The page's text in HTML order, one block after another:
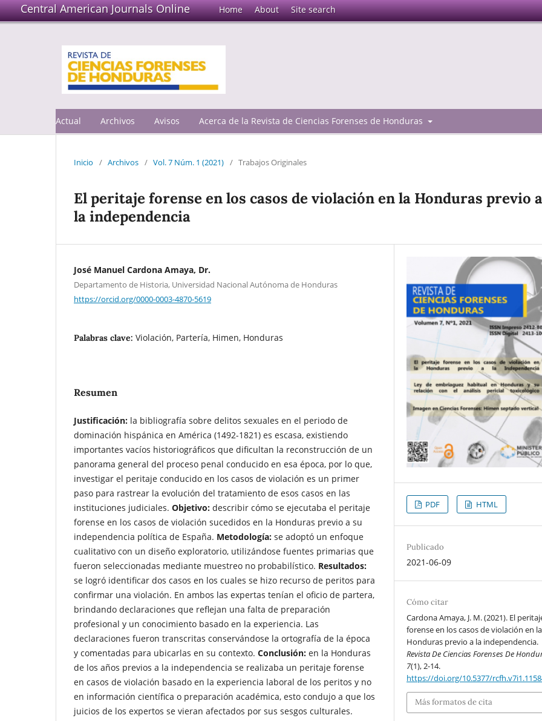
Central American Journals Online Home About Site search
Actual Archivos Avisos Acerca de la Revista de Ciencias Forenses de Honduras
Inicio / Archivos / Vol. 7 Núm. 1 (2021) / Trabajos Originales
El peritaje forense en los casos de violación en la Honduras previo a
la independencia
José Manuel Cardona Amaya, Dr.
Departamento de Historia, Universidad Nacional Autónoma de Honduras
https://orcid.org/0000-0003-4870-5619
Palabras clave: Violación, Partería, Himen, Honduras
Resumen
Justificación: la bibliografía sobre delitos sexuales en el periodo de
dominación hispánica en América (1492-1821) es escasa, existiendo
importantes vacíos historiográficos que dificultan la reconstrucción de un
panorama general del proceso penal conducido en esa época, por lo que,
investigar el peritaje conducido en los casos de violación es un primer
paso para rastrear la evolución del tratamiento de esos casos en las
instituciones judiciales. Objetivo: describir cómo se ejecutaba el peritaje
forense en los casos de violación sucedidos en la Honduras previo a su
independencia política de España. Metodología: se adoptó un enfoque
cualitativo con un diseño exploratorio, utilizándose fuentes primarias que
fueron seleccionadas mediante muestreo no probabilístico. Resultados:
se logró identificar dos casos en los cuales se hizo recurso de peritos para
confirmar una violación. En ambos las expertas tenían el oficio de partera,
brindando declaraciones que reflejan una falta de preparación
profesional y un conocimiento basado en la experiencia. Las
declaraciones fueron transcritas conservándose la ortografía de la época
y comentadas para ubicarlas en su contexto. Conclusión: en la Honduras
de los años previos a la independencia se realizaba un peritaje forense
en casos de violación basado en la experiencia laboral de los peritos y no
en información científica o preparación académica, esto condujo a que los
juicios de los expertos se vieran afectados por sus sesgos culturales.
PDF HTML
Publicado
2021-06-09
Cómo citar
Cardona Amaya, J. M. (2021). El
forense en los casos de violación en la
Honduras previo a la independencia.
Revista De Ciencias Forenses De
7(1), 2-14.
https://doi.org/10.5377/
Más formatos de cita